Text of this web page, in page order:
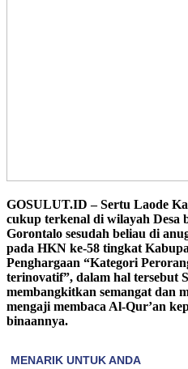
GOSULUT.ID – Sertu Laode
cukup terkenal di wilayah Desa
Gorontalo sesudah beliau di
pada HKN ke-58 tingkat
Penghargaan “Kategori
terinovatif”, dalam hal tersebut
membangkitkan semangat dan
mengaji membaca Al-Qur’an
binaannya.